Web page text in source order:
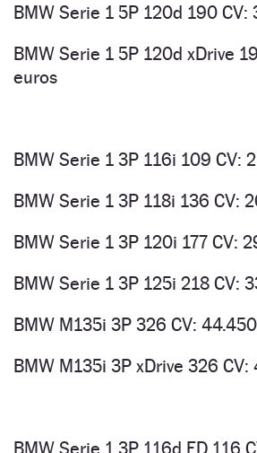
BMW Serie 1 5P 120d 190 CV:
BMW Serie 1 5P 120d xDrive
euros
BMW Serie 1 3P 116i 109 CV:
BMW Serie 1 3P 118i 136 CV:
BMW Serie 1 3P 120i 177 CV:
BMW Serie 1 3P 125i 218 CV:
BMW M135i 3P 326 CV:
BMW M135i 3P xDrive 326
BMW Serie 1 3P 116d ED 116